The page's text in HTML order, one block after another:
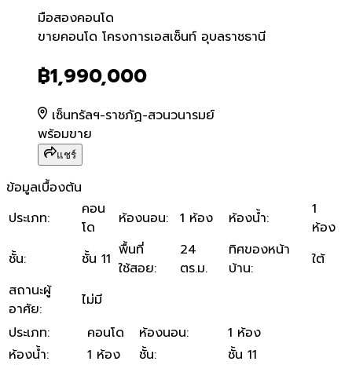
มือสองคอนโด
ขายคอนโด โครงการเอสเซ็น
ขายคอนโด โครงการเอสเซ็นท์ อุบลราชธานี
฿1,990,000
เซ็นทรัลฯ-ราชภัฏ-สวนวนารมย์
พร้อมขาย
แชร์
ข้อมูลเบื้องต้น
ประเภท:
คอน
โด
ห้องนอน: 1 ห้อง ห้องน้ำ:
1
ห้อง
ชั้น: ชั้น 11 พื้นที่
ใช้สอย:
24
ตร.ม.
ทิศของหน้า
บ้าน:
ใต้
สถานะผู้
อาศัย:
ไม่มี
ประเภท: คอนโด ห้องนอน:
1 ห้อง
ห้องน้ำ: 1 ห้อง ชั้น:
ชั้น 11